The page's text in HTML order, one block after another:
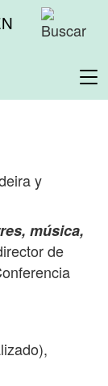
y
música,
de